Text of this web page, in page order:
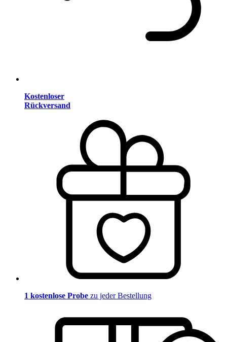
Kostenloser
Rückversand
1 kostenlose Probe zu jeder Bestellung